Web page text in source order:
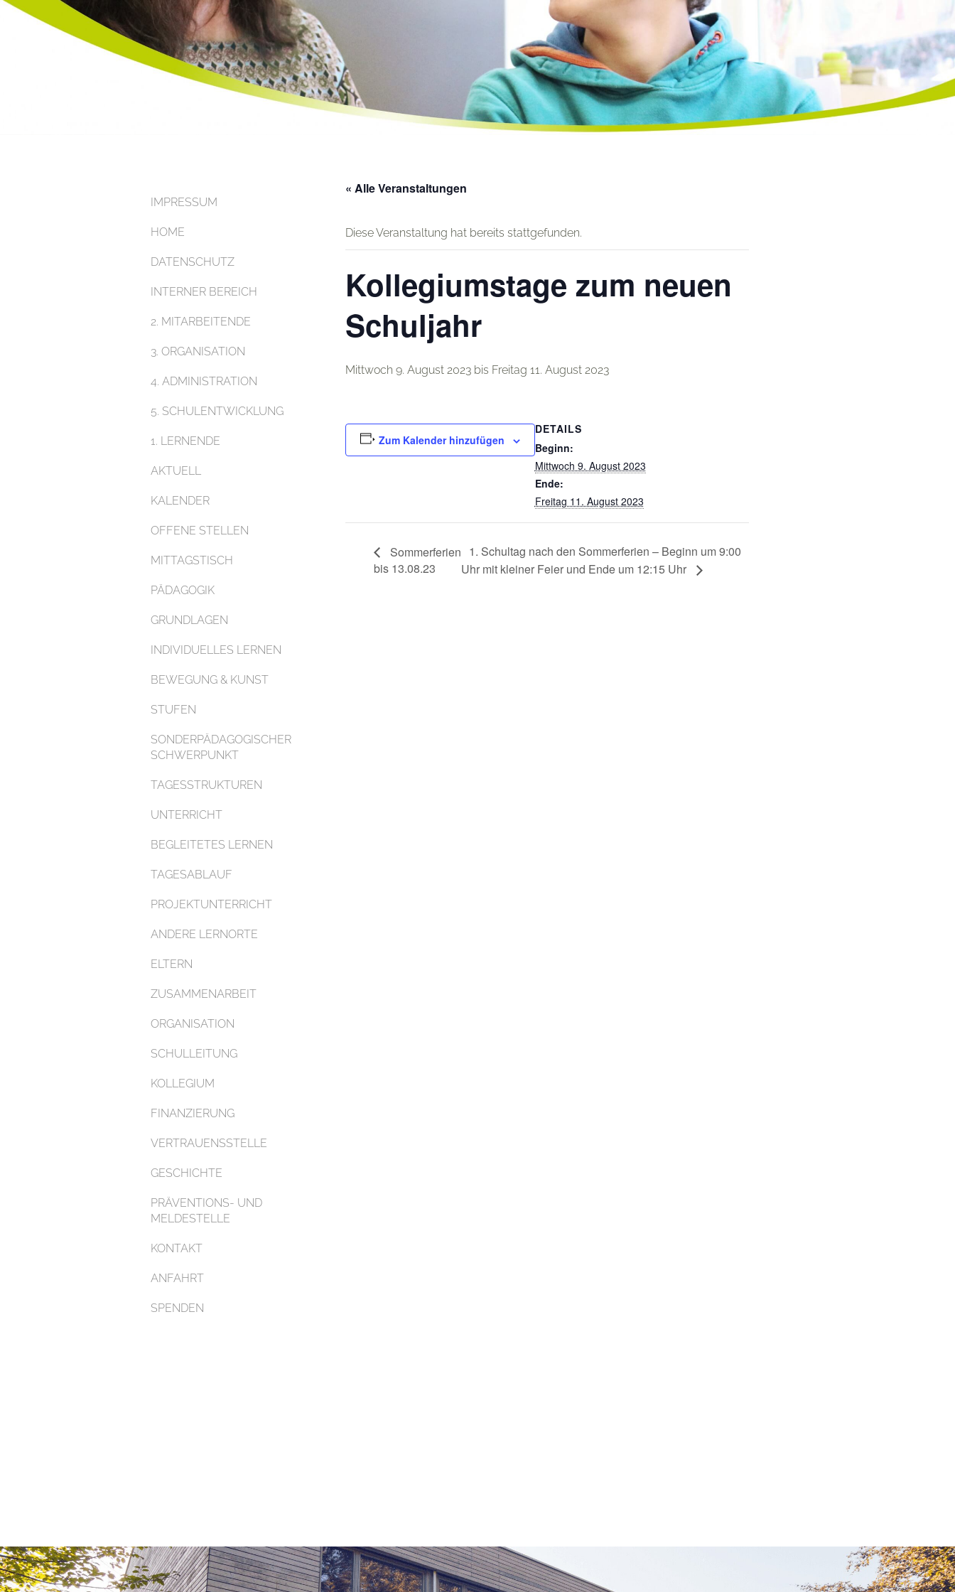
IMPRESSUM
HOME
DATENSCHUTZ
INTERNER BEREICH
2. MITARBEITENDE
3. ORGANISATION
4. ADMINISTRATION
5. SCHULENTWICKLUNG
1. LERNENDE
AKTUELL
KALENDER
OFFENE STELLEN
MITTAGSTISCH
PÄDAGOGIK
GRUNDLAGEN
INDIVIDUELLES LERNEN
BEWEGUNG & KUNST
STUFEN
SONDERPÄDAGOGISCHER
SCHWERPUNKT
TAGESSTRUKTUREN
UNTERRICHT
BEGLEITETES LERNEN
TAGESABLAUF
PROJEKTUNTERRICHT
ANDERE LERNORTE
ELTERN
ZUSAMMENARBEIT
ORGANISATION
SCHULLEITUNG
KOLLEGIUM
FINANZIERUNG
VERTRAUENSSTELLE
GESCHICHTE
PRÄVENTIONS- UND
MELDESTELLE
KONTAKT
ANFAHRT
SPENDEN
« Alle Veranstaltungen
Diese Veranstaltung hat bereits stattgefunden.
Kollegiumstage zum neuen
Schuljahr
Mittwoch 9. August 2023bis Freitag 11. August 2023
Zum Kalender hinzufügen
DETAILS
Beginn:
Mittwoch 9. August 2023
Ende:
Freitag 11. August 2023
Sommerferien
bis 13.08.23
1. Schultag nach den Sommerferien – Beginn um 9:00
Uhr mit kleiner Feier und Ende um 12:15 Uhr